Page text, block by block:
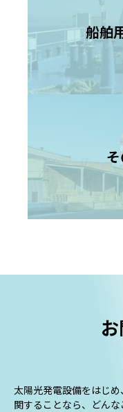
船舶
太陽光発電設備をはじ
関することなら、どんな